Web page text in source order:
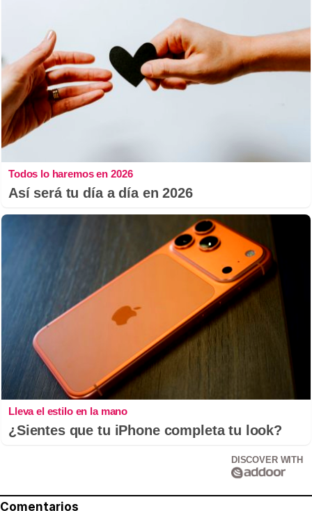
Todos lo haremos en 2026
Así será tu día a día en 2026
Lleva el estilo en la mano
¿Sientes que tu iPhone completa tu look?
DISCOVER WITH
Comentarios